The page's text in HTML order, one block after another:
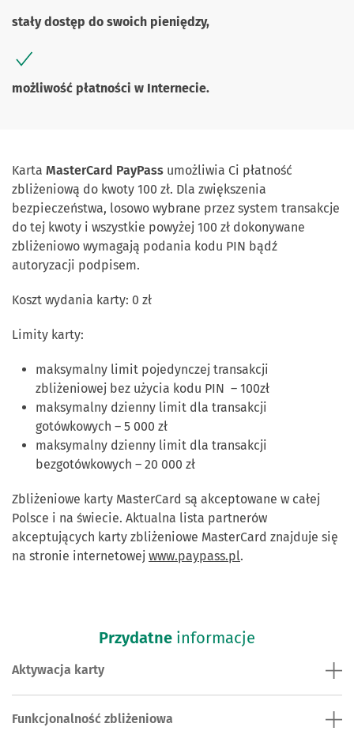
stały dostęp do swoich pieniędzy,
możliwość płatności w Internecie.
Karta MasterCard PayPass umożliwia Ci płatność
zbliżeniową do kwoty 100 zł. Dla zwiększenia
bezpieczeństwa, losowo wybrane przez system transakcje
do tej kwoty i wszystkie powyżej 100 zł dokonywane
zbliżeniowo wymagają podania kodu PIN bądź
autoryzacji podpisem.
Koszt wydania karty: 0 zł
Limity karty:
maksymalny limit pojedynczej transakcji
zbliżeniowej bez użycia kodu PIN – 100zł
maksymalny dzienny limit dla transakcji
gotówkowych – 5 000 zł
maksymalny dzienny limit dla transakcji
bezgotówkowych – 20 000 zł
Zbliżeniowe karty MasterCard są akceptowane w całej
Polsce i na świecie. Aktualna lista partnerów
akceptujących karty zbliżeniowe MasterCard znajduje się
na stronie internetowej www.paypass.pl.
Przydatne informacje
Aktywacja karty
Funkcjonalność zbliżeniowa